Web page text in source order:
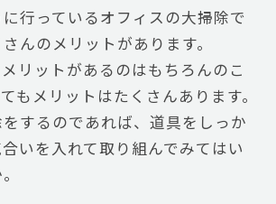
行っているオフィスの大掃除で
んのメリットがあります。
リットがあるのはもちろんのこ
もメリットはたくさんあります。
するのであれば、道具をしっか
いを入れて取り組んでみてはい